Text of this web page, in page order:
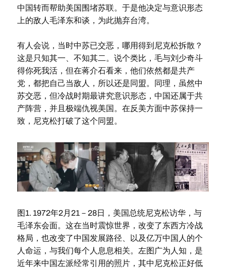
中国转而帮助美国围堵苏联。于是他决定与意识形态
上的敌人毛泽东和谈，为此抛弃台湾。
有人会说，当时中苏已交恶，哪用得到尼克松拆散？
这是只知其一、不知其二。说个类比，毛与刘少奇斗
得你死我活，但在蒋介石看来，他们依然都是共产
党，都把自己当敌人，所以还是同盟。同理，虽然中
苏交恶，但冷战时期最讲究意识形态，中国还属于共
产阵营，并且极端仇视美国。在反美方面中苏保持一
致，尼克松打破了这个同盟。
图1. 1972年2月21－28日，美国总统尼克松访华，与
毛泽东会面。这在当时震惊世界，改变了东西方冷战
格局，也改变了中国发展路径、以及亿万中国人的个
人命运，与我们每个人息息相关。左图广为人知，是
近年来中国左派经常引用的照片，其中尼克松正好低